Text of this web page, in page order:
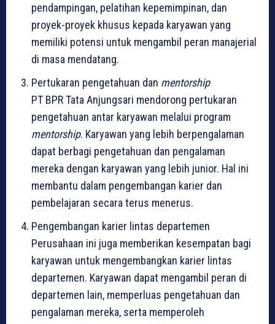
pendampingan, pelatihan kepemimpinan, dan
proyek-proyek khusus kepada karyawan yang
memiliki potensi untuk mengambil peran manajerial
di masa mendatang.
Pertukaran pengetahuan dan mentorship
PT BPR Tata Anjungsari mendorong pertukaran
pengetahuan antar karyawan melalui program
mentorship. Karyawan yang lebih berpengalaman
dapat berbagi pengetahuan dan pengalaman
mereka dengan karyawan yang lebih junior. Hal ini
membantu dalam pengembangan karier dan
pembelajaran secara terus menerus.
Pengembangan karier lintas departemen
Perusahaan ini juga memberikan kesempatan bagi
karyawan untuk mengembangkan karier lintas
departemen. Karyawan dapat mengambil peran di
departemen lain, memperluas pengetahuan dan
pengalaman mereka, serta memperoleh